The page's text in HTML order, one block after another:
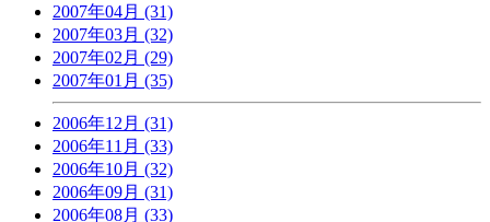
2007年04月 (31)
2007年03月 (32)
2007年02月 (29)
2007年01月 (35)
2006年12月 (31)
2006年11月 (33)
2006年10月 (32)
2006年09月 (31)
2006年08月 (33)